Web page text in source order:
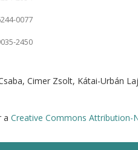
0077
2450
Cimer Zsolt, Kátai-Urbán
a Creative Commons Attribution-